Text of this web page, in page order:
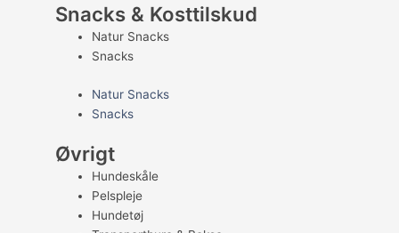
Snacks & Kosttilskud
Natur Snacks
Snacks
Natur Snacks
Snacks
Øvrigt
Hundeskåle
Pelspleje
Hundetøj